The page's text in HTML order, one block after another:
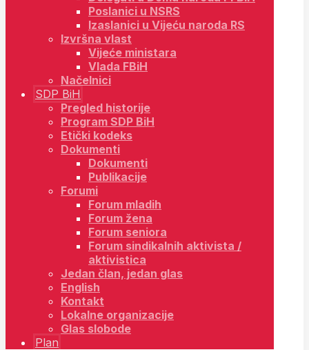
Poslanici u NSRS
Izaslanici u Vijeću naroda RS
Izvršna vlast
Vijeće ministara
Vlada FBiH
Načelnici
SDP BiH
Pregled historije
Program SDP BiH
Etički kodeks
Dokumenti
Dokumenti
Publikacije
Forumi
Forum mladih
Forum žena
Forum seniora
Forum sindikalnih aktivista /
aktivistica
Jedan član, jedan glas
English
Kontakt
Lokalne organizacije
Glas slobode
Plan